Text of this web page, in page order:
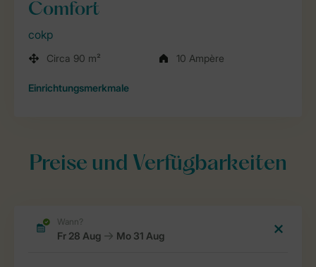
Comfort
cokp
Circa 90 m² 10 Ampère
Einrichtungsmerkmale
Preise und Verfügbarkeiten